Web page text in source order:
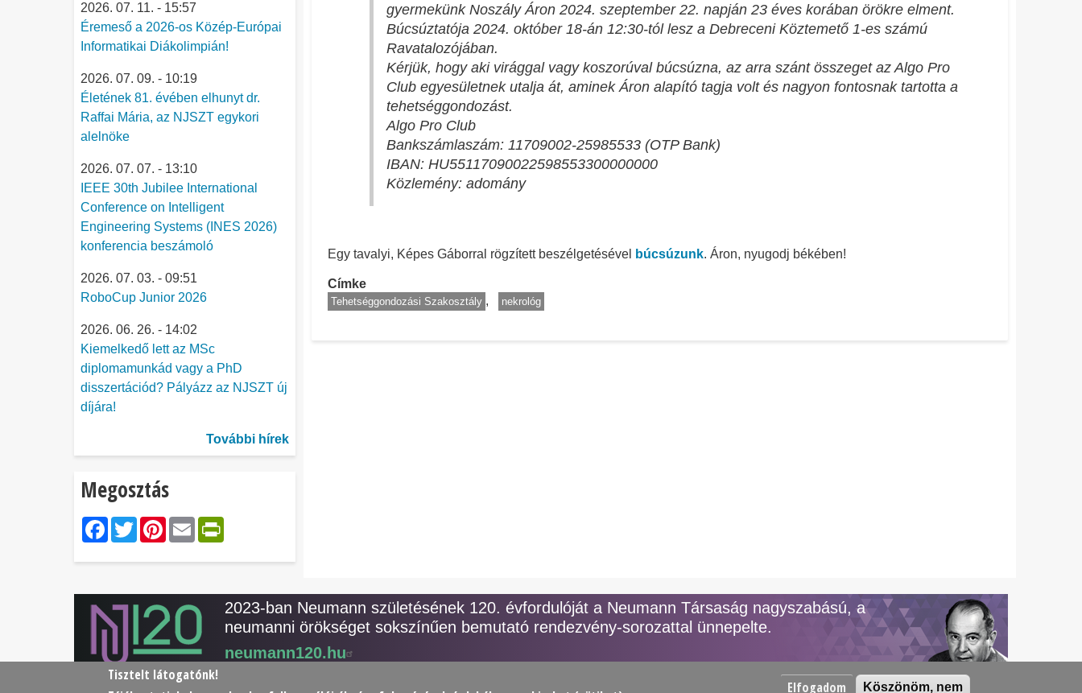
gyermekünk Noszály Áron 2024. szeptember 22. napján 23 éves korában örökre elment.
Búcsúztatója 2024. október 18-án 12:30-tól lesz a Debreceni Köztemető 1-es számú
Ravatalozójában.
Kérjük, hogy aki virággal vagy koszorúval búcsúzna, az arra szánt összeget az Algo Pro
Club egyesületnek utalja át, aminek Áron alapító tagja volt és nagyon fontosnak tartotta a
tehetséggondozást.
Algo Pro Club
Bankszámlaszám: 11709002-25985533 (OTP Bank)
IBAN: HU55117090022598553300000000
Közlemény: adomány
Egy tavalyi, Képes Gáborral rögzített beszélgetésével búcsúzunk. Áron, nyugodj békében!
Címke
Tehetséggondozási Szakosztály nekrológ
2026. 07. 11. - 15:57
Éremeső a 2026-os Közép-Európai
Informatikai Diákolimpián!
2026. 07. 09. - 10:19
Életének 81. évében elhunyt dr.
Raffai Mária, az NJSZT egykori
alelnöke
2026. 07. 07. - 13:10
IEEE 30th Jubilee International
Conference on Intelligent
Engineering Systems (INES 2026)
konferencia beszámoló
2026. 07. 03. - 09:51
RoboCup Junior 2026
2026. 06. 26. - 14:02
Kiemelkedő lett az MSc
diplomamunkád vagy a PhD
disszertációd? Pályázz az NJSZT új
díjára!
További hírek
Megosztás
Facebook
Twitter
Pinterest
Email
2023-ban Neumann születésének 120. évfordulóját a Neumann Társaság nagyszabású, a
neumanni örökséget sokszínűen bemutató rendezvény-sorozattal ünnepelte.
neumann120.hu
Tisztelt látogatónk!
Elfogadom Köszönöm, nem